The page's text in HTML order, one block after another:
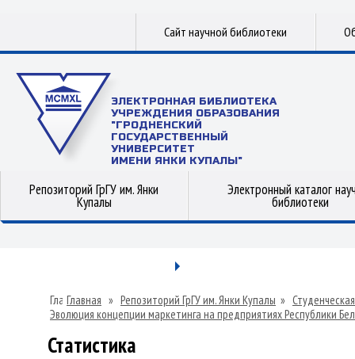
Сайт научной библиотеки
ЭЛЕКТРОННАЯ БИБЛИОТЕКА
УЧРЕЖДЕНИЯ ОБРАЗОВАНИЯ
"ГРОДНЕНСКИЙ
ГОСУДАРСТВЕННЫЙ
УНИВЕРСИТЕТ
ИМЕНИ ЯНКИ КУПАЛЫ"
Репозиторий ГрГУ им. Янки
Купалы
Электронный каталог
библиотеки
Главная » Репозиторий ГрГУ им. Янки Купалы »
Эволюция концепции маркетинга на предприятиях Республики
Статистика